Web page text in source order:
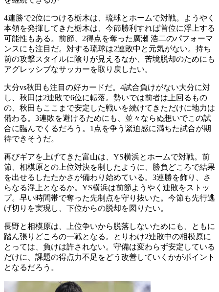
4連勝で2位につける栃木は、琉球とホームで対戦。ようやく
本領を発揮してきた栃木は、今節勝利すれば首位に浮上する
可能性もある。前節、2得点を奪った廣瀬 浩二のパフォーマ
ンスにも注目だ。対する琉球は2連敗中と元気がない。持ち
前の攻撃スタイルに陰りが見えるなか、苦境脱却のためにも
アグレッシブなサッカーを取り戻したい。
大分vs秋田も注目の好カードだ。4試合負けがない大分に対
し、秋田は2連敗で6位に転落。勢いでは前者は上回るもの
の、秋田もここまで安定した戦いを続けてきただけに地力は
備わる。3連敗を避けるためにも、並々ならぬ想いでこの試
合に臨んでくるだろう。1点を争う緊迫感に満ちた試合が期
待できそうだ。
再びギアを上げてきた富山は、YS横浜とホームで対戦。前
節、相模原との上位対決を制したように、勝負どころで結果
を出せるしたたかさが備わり始めている。3連勝を飾り、さ
らなる浮上となるか。YS横浜は前節ようやく連敗をストッ
プ。早い時間帯で奪った先制点を守り抜いた。今節も先行逃
げ切りを実現し、下位からの脱却を図りたい。
長野と相模原は、上位争いから脱落しないためにも、ともに
踏ん張りどころの一戦となる。とりわけ2連敗中の相模原に
とっては、負けは許されない。守備は変わらず安定している
だけに、課題の得点力不足をどう改善していくかがポイント
となるだろう。